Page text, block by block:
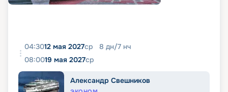
04:3012 мая 2027ср 8 дн/7 нч
08:0019 мая 2027ср
Александр Свешников